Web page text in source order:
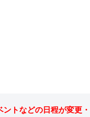
トなどの日程が変更・